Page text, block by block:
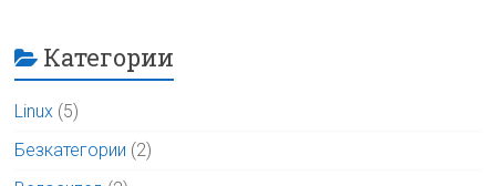
Категории
Linux (5)
Безкатегории (2)